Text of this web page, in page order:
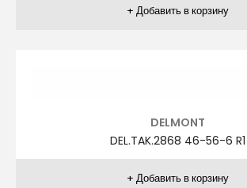
AGİBOSS
A.TAK.1769 48-58-6 R1